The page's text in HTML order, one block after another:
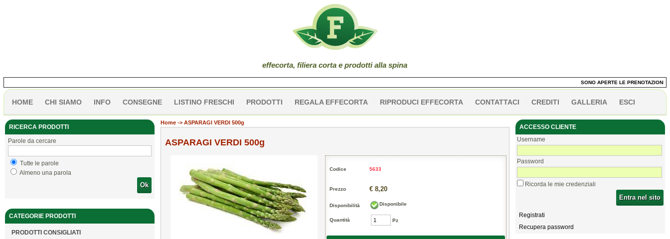
effecorta, filiera corta e prodotti alla spina
SONO APERTE LE PRENOTAZIONI
HOME CHI SIAMO INFO CONSEGNE LISTINO FRESCHI PRODOTTI REGALA EFFECORTA RIPRODUCI EFFECORTA CONTATTACI CREDITI GALLERIA ESCI
RICERCA PRODOTTI
Parole da cercare
Tutte le parole
Almeno una parola
Ok
CATEGORIE PRODOTTI
PRODOTTI CONSIGLIATI
Home-> ASPARAGI VERDI 500g
ASPARAGI VERDI 500g
Codice 5633
Prezzo € 8,20
Disponibilità Disponibile
Quantità Pz
ACCESSO CLIENTE
Username
Password
Ricorda le mie credenziali
Entra nel sito
Registrati
Recupera password